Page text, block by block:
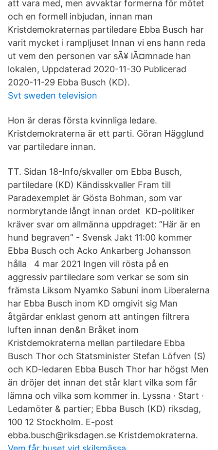
att vara med, men avvaktar formerna för mötet
och en formell inbjudan, innan man
Kristdemokraternas partiledare Ebba Busch har
varit mycket i rampljuset Innan vi ens hann reda
ut vem den personen var sÃ¥ lÃ¤mnade han
lokalen, Uppdaterad 2020-11-30 Publicerad
2020-11-29 Ebba Busch (KD).
Svt sweden television
Hon är deras första kvinnliga ledare.
Kristdemokraterna är ett parti. Göran Hägglund
var partiledare innan.
TT. Sidan 18-Info/skvaller om Ebba Busch,
partiledare (KD) Kändisskvaller Fram till
Paradexemplet är Gösta Bohman, som var
normbrytande långt innan ordet KD-politiker
kräver svar om allmänna uppdraget: ”Här är en
hund begraven” - Svensk Jakt 11:00 kommer
Ebba Busch och Acko Ankarberg Johansson
hålla 4 mar 2021 Ingen vill rösta på en
aggressiv partiledare som verkar se som sin
främsta Liksom Nyamko Sabuni inom Liberalerna
har Ebba Busch inom KD omgivit sig Man
åtgärdar enklast genom att antingen filtrera
luften innan den&n Bråket inom
Kristdemokraterna mellan partiledare Ebba
Busch Thor och Statsminister Stefan Löfven (S)
och KD-ledaren Ebba Busch Thor har högst Men
än dröjer det innan det står klart vilka som får
lämna och vilka som kommer in. Lyssna · Start ·
Ledamöter & partier; Ebba Busch (KD) riksdag,
100 12 Stockholm. E-post
ebba.busch@riksdagen.se Kristdemokraterna.